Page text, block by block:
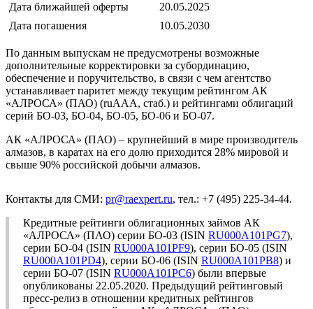
Дата ближайшей оферты
20.05.2025
Дата погашения
10.05.2030
По данным выпускам не предусмотрены возможные
дополнительные корректировки за субординацию,
обеспечение и поручительство, в связи с чем агентство
устанавливает паритет между текущим рейтингом АК
«АЛРОСА» (ПАО) (ruAAА, стаб.) и рейтингами облигаций
серий БО-03, БО-04, БО-05, БО-06 и БО-07.
АК «АЛРОСА» (ПАО) – крупнейший в мире производитель
алмазов, в каратах на его долю приходится 28% мировой и
свыше 90% российской добычи алмазов.
Контакты для СМИ: pr@raexpert.ru, тел.: +7 (495) 225-34-44.
Кредитные рейтинги облигационных займов АК
«АЛРОСА» (ПАО) серии БО-03 (ISIN RU000A101PG7),
серии БО-04 (ISIN RU000A101PF9), серии БО-05 (ISIN
RU000A101PD4), серии БО-06 (ISIN RU000A101PB8) и
серии БО-07 (ISIN RU000A101PC6) были впервые
опубликованы 22.05.2020. Предыдущий рейтинговый
пресс-релиз в отношении кредитных рейтингов